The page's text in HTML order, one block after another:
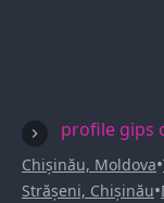
profile gips
Chișinău, Moldova•
Strășeni, Chișinău•